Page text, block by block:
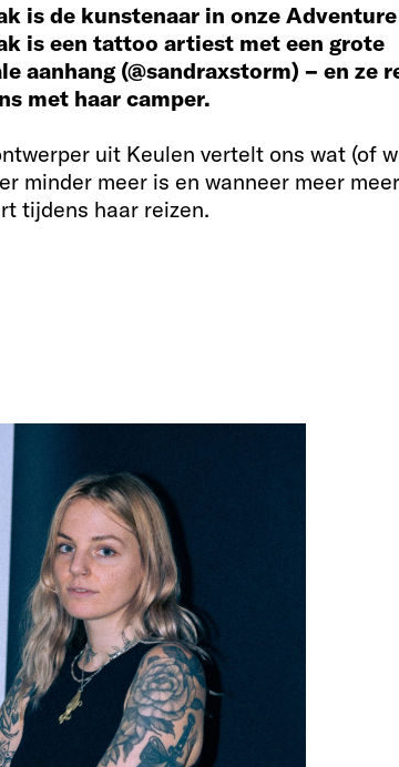
is de kunstenaar in onze
is een tattoo artiest met een grote
aanhang (@sandraxstorm) – en ze
met haar camper.
uit Keulen vertelt ons wat (of
minder meer is en wanneer meer
tijdens haar reizen.